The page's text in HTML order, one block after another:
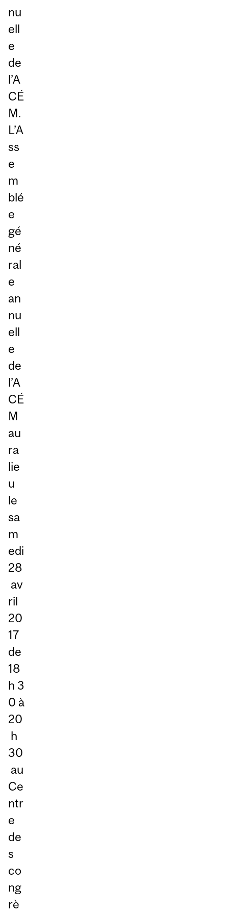
nu
ell
e
de
l’A
CÉ
M.
L’A
ss
e
m
blé
e
gé
né
ral
e
an
nu
ell
e
de
l’A
CÉ
M
au
ra
lie
u
le
sa
m
edi
28
av
ril
20
17
de
18
h 3
0 à
20
h
30
au
Ce
ntr
e
de
s
co
ng
rè